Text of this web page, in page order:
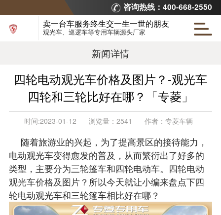
咨询热线：400-668-2550
卖一台车服务终生交一生一世的朋友
观光车、巡逻车等专用车辆源头厂家
新闻详情
四轮电动观光车价格及图片？-观光车
四轮和三轮比好在哪？「专菱」
时间:2023-01-12 浏览量： 2541 作者： 专菱车辆
随着旅游业的兴起，为了提高景区的接待能力，
电动观光车变得愈发的普及，从而繁衍出了好多的
类型，主要分为三轮篷车和四轮电动车。 四轮电动
观光车价格及图片？ 所以今天就让小编来盘点下四
轮电动观光车和三轮篷车相比好在哪？